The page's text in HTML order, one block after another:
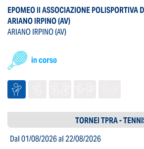
EPOMEO II ASSOCIAZIONE POLISPORTIVA
ARIANO IRPINO(AV)
ARIANO IRPINO(AV)
in corso
TORNEI TPRA -
Dal 01/08/2026al 22/08/2026